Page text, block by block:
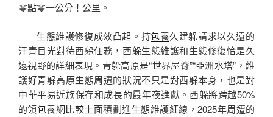
零點零一公分！公里。
生態維護修復成效凸起。持包養久建躲請求以久遠的
汗青目光對待西躲任務，西躲生態維護和生態修復恰是久
遠視野的詳細表現。青躲高原是“世界屋脊”“亞洲水塔”，維
護好青躲高原生態周遭的狀況不只是對西躲本身，也是對
中華平易近族保存和成長的最年夜進獻。西躲將跨越50%
的領包養網比較土面積劃進生態維護紅線，2025年周遭的